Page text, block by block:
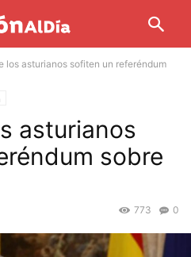
los asturianos sofiten un referéndum
asturianos
sobre
0
773